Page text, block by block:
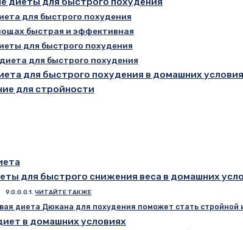
для быстрого похудения
быстрая и эффективная
для быстрого похудения
для быстрого похудения
для быстрого похудения в домашних
для стройности
для быстрого снижения веса в домашних
ЧИТАЙТЕ ТАКЖЕ
диета Дюкана для похудения поможет стать стройной
в домашних условиях